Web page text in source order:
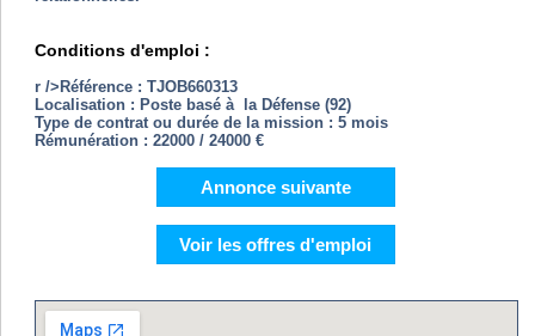
Conditions d'emploi :
r />Référence : TJOB660313
Localisation : Poste basé à la Défense (92)
Type de contrat ou durée de la mission : 5 mois
Rémunération : 22000 / 24000 €
Annonce suivante
Voir les offres d'emploi